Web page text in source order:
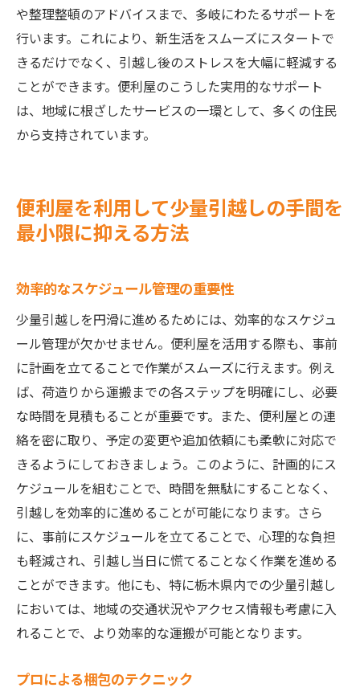
や整理整頓のアドバイスまで、多岐にわたるサポートを
行います。これにより、新生活をスムーズにスタートで
きるだけでなく、引越し後のストレスを大幅に軽減する
ことができます。便利屋のこうした実用的なサポート
は、地域に根ざしたサービスの一環として、多くの住民
から支持されています。
便利屋を利用して少量引越しの手間を
最小限に抑える方法
効率的なスケジュール管理の重要性
少量引越しを円滑に進めるためには、効率的なスケジュ
ール管理が欠かせません。便利屋を活用する際も、事前
に計画を立てることで作業がスムーズに行えます。例え
ば、荷造りから運搬までの各ステップを明確にし、必要
な時間を見積もることが重要です。また、便利屋との連
絡を密に取り、予定の変更や追加依頼にも柔軟に対応で
きるようにしておきましょう。このように、計画的にス
ケジュールを組むことで、時間を無駄にすることなく、
引越しを効率的に進めることが可能になります。さら
に、事前にスケジュールを立てることで、心理的な負担
も軽減され、引越し当日に慌てることなく作業を進める
ことができます。他にも、特に栃木県内での少量引越し
においては、地域の交通状況やアクセス情報も考慮に入
れることで、より効率的な運搬が可能となります。
プロによる梱包のテクニック